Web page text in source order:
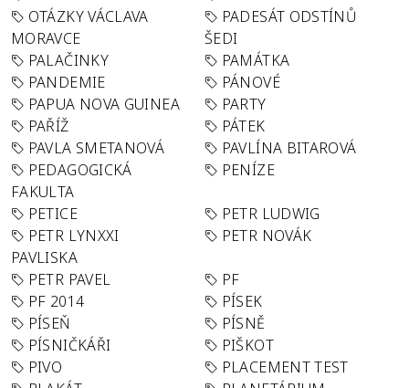
OTÁZKY VÁCLAVA
MORAVCE
PADESÁT ODSTÍNŮ
ŠEDI
PALAČINKY
PAMÁTKA
PANDEMIE
PÁNOVÉ
PAPUA NOVA GUINEA
PARTY
PAŘÍŽ
PÁTEK
PAVLA SMETANOVÁ
PAVLÍNA BITAROVÁ
PEDAGOGICKÁ
FAKULTA
PENÍZE
PETICE
PETR LUDWIG
PETR LYNXXI
PAVLISKA
PETR NOVÁK
PETR PAVEL
PF
PF 2014
PÍSEK
PÍSEŇ
PÍSNĚ
PÍSNIČKÁŘI
PIŠKOT
PIVO
PLACEMENT TEST